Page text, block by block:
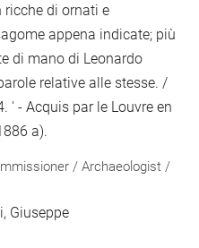
ricche di ornati e
appena indicate; più
di mano di Leonardo
relative alle stesse. /
' - Acquis par le Louvre en
a).
/ Archaeologist /
Giuseppe